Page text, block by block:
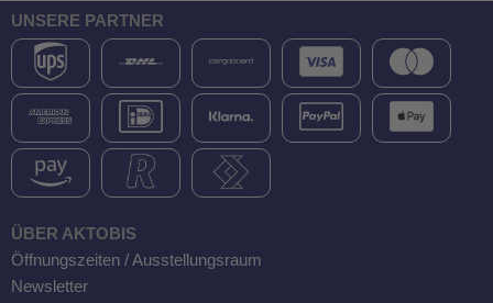
UNSERE PARTNER
ÜBER AKTOBIS
Öffnungszeiten / Ausstellungsraum
Newsletter